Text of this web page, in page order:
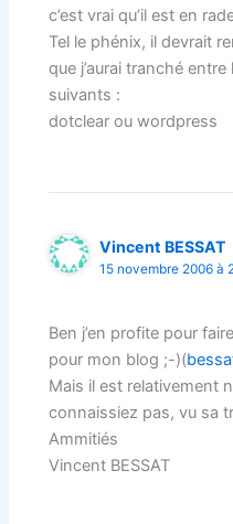
c’est vrai qu’il est en
Tel le phénix, il devrait
que j’aurai tranché
suivants :
dotclear ou wordpress
Vincent BESSAT
15 novembre 2006 à
Ben j’en profite pour
pour mon blog ;-)(
Mais il est relativement
connaissiez pas, vu sa
Ammitiés
Vincent BESSAT